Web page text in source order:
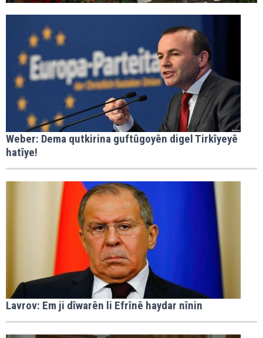
Weber: Dema qutkirina guftûgoyên digel Tirkîyeyê
hatîye!
Lavrov: Em ji dîwarên li Efrînê haydar nînin